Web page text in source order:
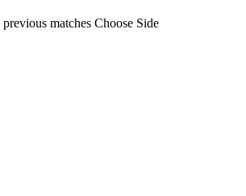
matches Choose Side